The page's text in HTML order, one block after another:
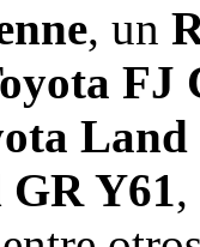
, un
FJ
Land
GR Y61